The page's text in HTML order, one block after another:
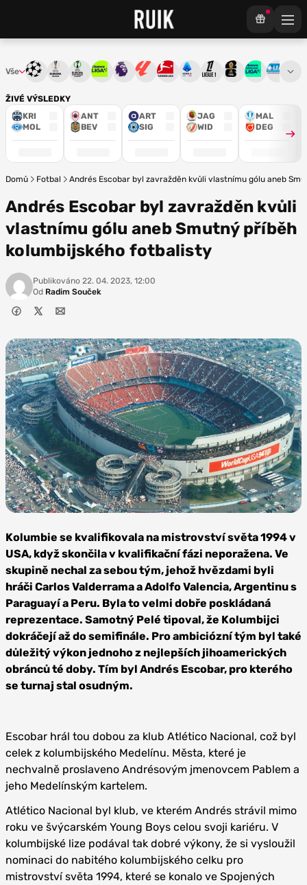
ŽIVÉ VÝSLEDKY
KRI
MOL
ANT
BEV
ART
SIG
JAG
WID
MAL
DEG
Vše Liga mistrůEvropská liga
Konferenční liga
Chance ligaPremier League
La LigaBundesliga
Serie ALigue 1Mistrovství světa
Chance3. ČFL
Domů Fotbal Andrés Escobar byl zavražděn kvůli vlastnímu gólu aneb
Andrés Escobar byl zavražděn kvůli
vlastnímu gólu aneb Smutný příběh
kolumbijského fotbalisty
Publikováno 22. 04. 2023, 12:00
Od Radim Souček
CC BY-SA 4.0
Kolumbie se kvalifikovala na mistrovství světa 1994 v
USA, když skončila v kvalifikační fázi neporažena. Ve
skupině nechal za sebou tým, jehož hvězdami byli
hráči Carlos Valderrama a Adolfo Valencia, Argentinu s
Paraguayí a Peru. Byla to velmi dobře poskládaná
reprezentace. Samotný Pelé tipoval, že Kolumbijci
dokráčejí až do semifinále. Pro ambiciózní tým byl také
důležitý výkon jednoho z nejlepších jihoamerických
obránců té doby. Tím byl Andrés Escobar, pro kterého
se turnaj stal osudným.
Escobar hrál tou dobou za klub Atlético Nacional, což byl
celek z kolumbijského Medelínu. Města, které je
nechvalně proslaveno Andrésovým jmenovcem Pablem a
jeho Medelínským kartelem.
Atlético Nacional byl klub, ve kterém Andrés strávil mimo
roku ve švýcarském Young Boys celou svoji kariéru. V
kolumbijské lize podával tak dobré výkony, že si vysloužil
nominaci do nabitého kolumbijského celku pro
mistrovství světa 1994, které se konalo ve Spojených